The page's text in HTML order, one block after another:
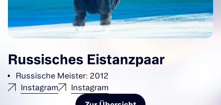
Russisches Eistanzpaar
Russische Meister: 2012
Instagram
Instagram